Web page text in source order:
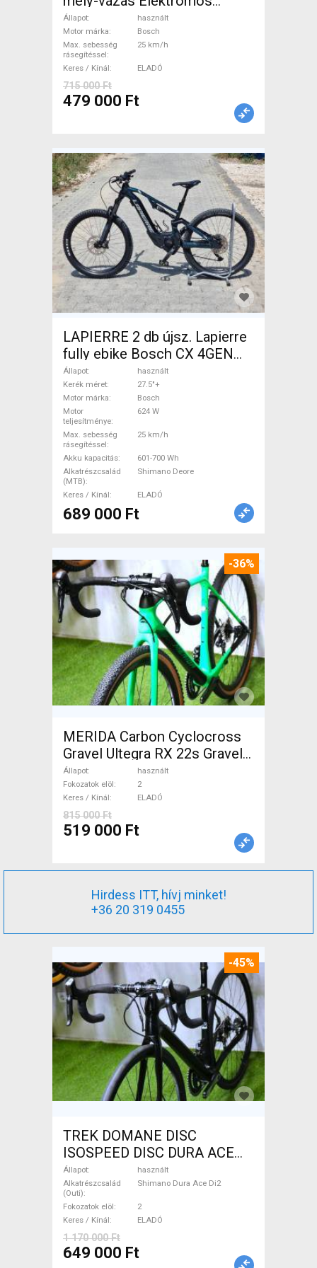
Trekking/cross 25 km/h
Bosch használt ELADÓ
Állapot
használt
Motor márka
Bosch
Max. sebesség
rásegítéssel
25 km/h
Keres / Kínál ELADÓ
715 000 Ft
479 000 Ft
LAPIERRE 2 db újsz. Lapierre
fully ebike Bosch CX 4GEN
85nm Elektromos Mountain
Bike 27.5"+ össztelós / fully
Bosch Shimano Deore
használt ELADÓ
Állapot
használt
Kerék méret
27.5"+
Motor márka
Bosch
Motor
teljesítménye
624 W
Max. sebesség
rásegítéssel
25 km/h
Akku kapacitás
601-700 Wh
Alkatrészcsalád
(MTB)
Shimano Deore
Keres / Kínál ELADÓ
689 000 Ft
-36%
MERIDA Carbon Cyclocross
Gravel Ultegra RX 22s Gravel /
CX tárcsafék használt ELADÓ
Állapot
használt
Fokozatok elöl
2
Keres / Kínál
ELADÓ
815 000 Ft
519 000 Ft
Hirdess ITT, hívj minket!
+36 20 319 0455
-45%
TREK DOMANE DISC
ISOSPEED DISC DURA ACE
Di2 2x11 52/53 Országúti
Shimano Dura Ace Di2
tárcsafék használt ELADÓ
Állapot
használt
Alkatrészcsalád
(Outi)
Shimano Dura Ace Di2
Fokozatok elöl
2
Keres / Kínál
ELADÓ
1 170 000 Ft
649 000 Ft